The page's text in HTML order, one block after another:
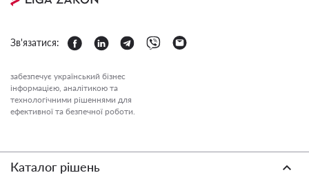
Зв'язатися:
забезпечує український бізнес
інформацією, аналітикою та
технологічними рішеннями для
ефективної та безпечної роботи.
Каталог рішень